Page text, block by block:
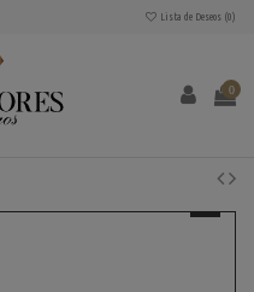
Lista de Deseos (0)
0